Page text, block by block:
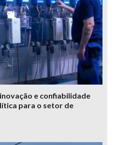
e confiabilidade
para o setor de